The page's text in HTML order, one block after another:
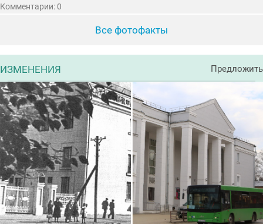
Комментарии: 0
Все фотофакты
ИЗМЕНЕНИЯ Предложить